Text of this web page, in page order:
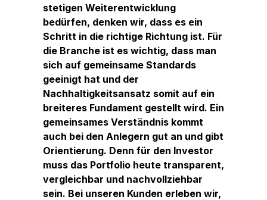
stetigen Weiterentwicklung
bedürfen, denken wir, dass es ein
Schritt in die richtige Richtung ist. Für
die Branche ist es wichtig, dass man
sich auf gemeinsame Standards
geeinigt hat und der
Nachhaltigkeitsansatz somit auf ein
breiteres Fundament gestellt wird. Ein
gemeinsames Verständnis kommt
auch bei den Anlegern gut an und gibt
Orientierung. Denn für den Investor
muss das Portfolio heute transparent,
vergleichbar und nachvollziehbar
sein. Bei unseren Kunden erleben wir,